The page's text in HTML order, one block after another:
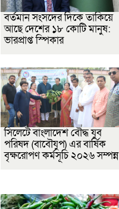
বর্তমান সংসদের দিকে তাকিয়ে
আছে দেশের ১৮ কোটি মানুষ:
ভারপ্রাপ্ত স্পিকার
সিলেটে বাংলাদেশ বৌদ্ধ যুব
পরিষদ (বাবৌযুপ) এর বার্ষিক
বৃক্ষরোপণ কর্মসূচি ২০২৬ সম্পন্ন